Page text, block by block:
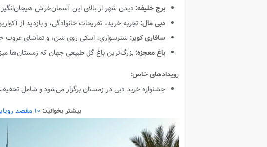
برج خلیفه: دیدن شهر از بالای این آسمان‌خراش
دبی مال: تجربه خرید، تفریحات خانوادگی، و بازدید از
سافاری کویر: شترسواری، اسکی روی شن، و تماشای غروب
باغ معجزه: بزرگ‌ترین باغ گل طبیعی جهان که زمستان‌ها
رویدادهای خاص:
جشنواره خرید دبی در زمستان برگزار می‌شود و شامل
بیشتر بخوانید: 10 مقصد رویایی برای عاشقان طبیعت